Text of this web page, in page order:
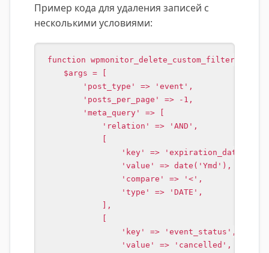
Пример кода для удаления записей с
несколькими условиями:
function
    $args = [
        'post_type' => 'event',
        'posts_per_page' => -1,
        'meta_query' => [
            'relation' => 'AND',
                'key' => 'expiration_date',
                'value' => date('Ymd'),
                'compare' => '<',
                'type' => 'DATE',
            ],
                'key' => 'event_status',
                'value' => 'cancelled',